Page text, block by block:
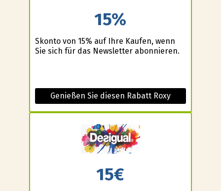
15%
Skonto von 15% auf Ihre Kaufen, wenn
Sie sich für das Newsletter abonnieren.
Genießen Sie diesen Rabatt Roxy
15€